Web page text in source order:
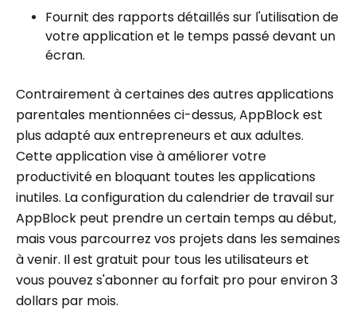
Fournit des rapports détaillés sur l'utilisation de
votre application et le temps passé devant un
écran.
Contrairement à certaines des autres applications
parentales mentionnées ci-dessus, AppBlock est
plus adapté aux entrepreneurs et aux adultes.
Cette application vise à améliorer votre
productivité en bloquant toutes les applications
inutiles. La configuration du calendrier de travail sur
AppBlock peut prendre un certain temps au début,
mais vous parcourrez vos projets dans les semaines
à venir. Il est gratuit pour tous les utilisateurs et
vous pouvez s'abonner au forfait pro pour environ 3
dollars par mois.